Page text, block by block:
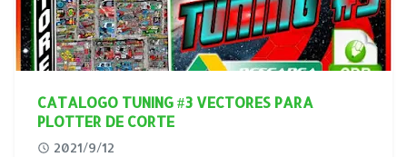
CATALOGO TUNING #3 VECTORES PARA
PLOTTER DE CORTE
2021/9/12